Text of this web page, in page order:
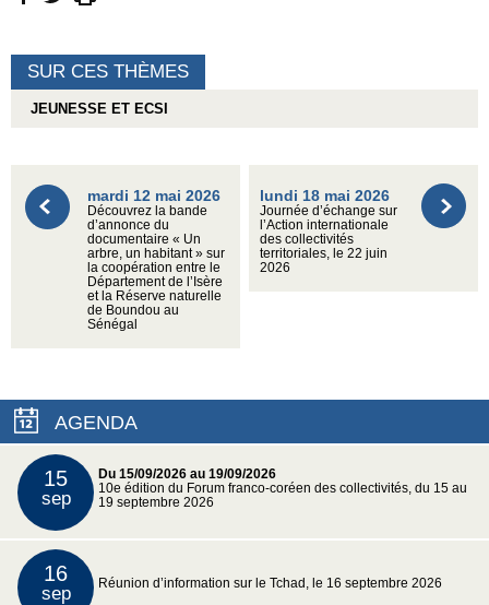
SUR CES THÈMES
JEUNESSE ET ECSI
mardi 12 mai 2026
Découvrez la bande
d’annonce du
documentaire « Un
arbre, un habitant » sur
la coopération entre le
Département de l’Isère
et la Réserve naturelle
de Boundou au
Sénégal
lundi 18 mai 2026
Journée d’échange sur
l’Action internationale
des collectivités
territoriales, le 22 juin
2026
AGENDA
15
sep
Du 15/09/2026 au 19/09/2026
10e édition du Forum franco-coréen des collectivités, du 15 au
19 septembre 2026
16
sep Réunion d’information sur le Tchad, le 16 septembre 2026